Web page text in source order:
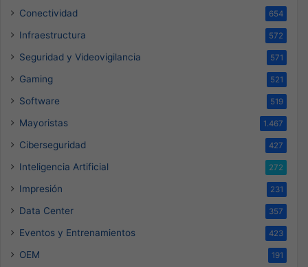
Conectividad 654
Infraestructura 572
Seguridad y Videovigilancia 571
Gaming 521
Software 519
Mayoristas 1.467
Ciberseguridad 427
Inteligencia Artificial 272
Impresión 231
Data Center 357
Eventos y Entrenamientos 423
OEM 191